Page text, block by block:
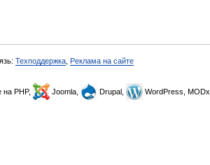
Техподдержка Реклама на сайте
на PHP, Joomla, Drupal, WordPress, MODx.